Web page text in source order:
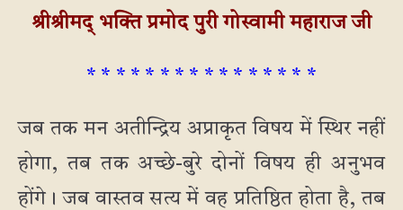
श्रीश्रीमद् भक्ति प्रमोद पुरी गोस्वामी महाराज जी
* * * * * * * * * * * * * * * *
जब तक मन अतीन्द्रिय अप्राकृत विषय में स्थिर नहीं
होगा, तब तक अच्छे-बुरे दोनों विषय ही अनुभव
होंगे। जब वास्तव सत्य में वह प्रतिष्ठित होता है, तब